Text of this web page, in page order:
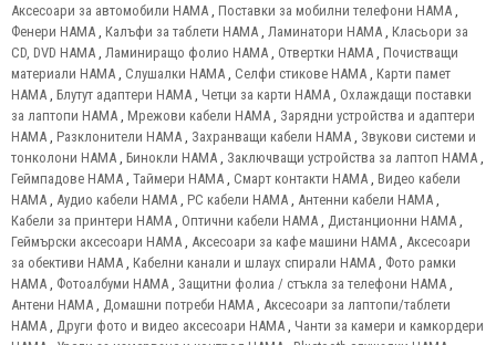
Аксесоари за автомобили HAMA , Поставки за мобилни телефони HAMA ,
Фенери HAMA , Калъфи за таблети HAMA , Ламинатори HAMA , Класьори за
CD, DVD HAMA , Ламиниращо фолио HAMA , Отвертки HAMA , Почистващи
материали HAMA , Слушалки HAMA , Селфи стикове HAMA , Карти памет
HAMA , Блутут адаптери HAMA , Четци за карти HAMA , Охлаждащи поставки
за лаптопи HAMA , Мрежови кабели HAMA , Зарядни устройства и адаптери
HAMA , Разклонители HAMA , Захранващи кабели HAMA , Звукови системи и
тонколони HAMA , Бинокли HAMA , Заключващи устройства за лаптоп HAMA ,
Геймпадове HAMA , Таймери HAMA , Смарт контакти HAMA , Видео кабели
HAMA , Аудио кабели HAMA , PC кабели HAMA , Антенни кабели HAMA ,
Кабели за принтери HAMA , Оптични кабели HAMA , Дистанционни HAMA ,
Геймърски аксесоари HAMA , Аксесоари за кафе машини HAMA , Аксесоари
за обективи HAMA , Кабелни канали и шлаух спирали HAMA , Фото рамки
HAMA , Фотоалбуми HAMA , Защитни фолиа / стъкла за телефони HAMA ,
Антени HAMA , Домашни потреби HAMA , Аксесоари за лаптопи/таблети
HAMA , Други фото и видео аксесоари HAMA , Чанти за камери и камкордери